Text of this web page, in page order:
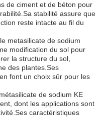
de ciment et de béton pour
stabilité assure que
reste intacte au fil du
metasilicate de sodium
modification du sol pour
la structure du sol,
des plantes.Ses
font un choix sûr pour les
de sodium KE
dont les applications sont
caractéristiques